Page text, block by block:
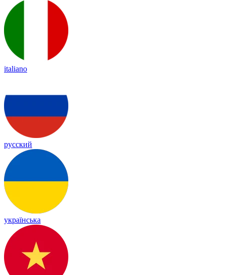
italiano
русский
українська